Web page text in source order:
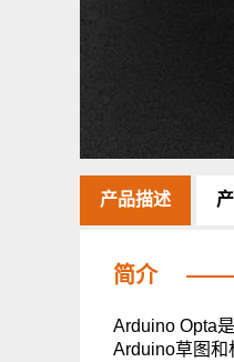
产品描述
简介
Arduino Opta
Arduino草图和